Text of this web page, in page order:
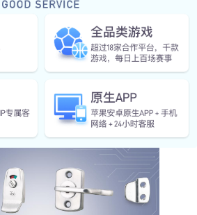
断配件-JM系列
304
SERIES--JM04